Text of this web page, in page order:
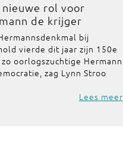
nieuwe rol voor
de krijger
bij
vierde dit jaar zijn 150e
oorlogszuchtige Hermann
zag Lynn Stroo
Lees meer